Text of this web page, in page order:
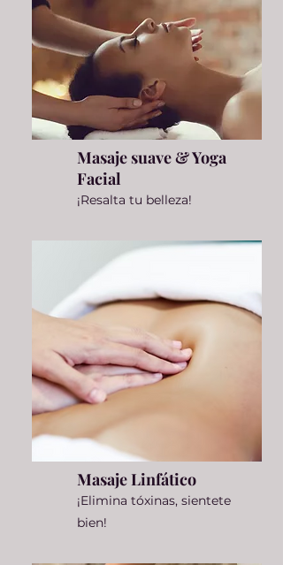
Masaje suave & Yoga
Facial
¡Resalta tu belleza!
Masaje Linfático
¡Elimina tóxinas, sientete
bien!